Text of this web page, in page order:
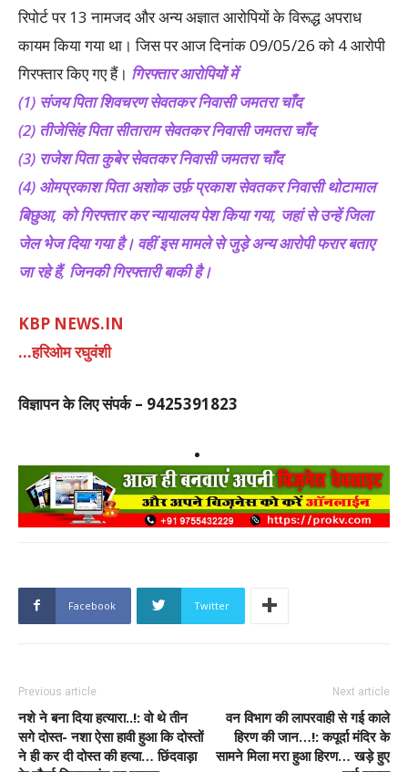
रिपोर्ट पर 13 नामजद और अन्य अज्ञात आरोपियों के विरूद्ध अपराध
कायम किया गया था। जिस पर आज दिनांक 09/05/26 को 4 आरोपी
गिरफ्तार किए गए हैं। गिरफ्तार आरोपियों में
(1) संजय पिता शिवचरण सेवतकर निवासी जमतरा चाँद
(2) तीजेसिंह पिता सीताराम सेवतकर निवासी जमतरा चाँद
(3) राजेश पिता कुबेर सेवतकर निवासी जमतरा चाँद
(4) ओमप्रकाश पिता अशोक उर्फ़ प्रकाश सेवतकर निवासी थोटामाल
बिछुआ, को गिरफ्तार कर न्यायालय पेश किया गया, जहां से उन्हें जिला
जेल भेज दिया गया है। वहीं इस मामले से जुड़े अन्य आरोपी फरार बताए
जा रहे हैं, जिनकी गिरफ्तारी बाकी है।
KBP NEWS.IN
…हरिओम रघुवंशी
विज्ञापन के लिए संपर्क – 9425391823
Facebook Twitter
Previous article
नशे ने बना दिया हत्यारा..!: वो थे तीन
सगे दोस्त- नशा ऐसा हावी हुआ कि दोस्तों
ने ही कर दी दोस्त की हत्या… छिंदवाड़ा
Next article
वन विभाग की लापरवाही से गई काले
हिरण की जान…!: कपूर्दा मंदिर के
सामने मिला मरा हुआ हिरण… खड़े हुए